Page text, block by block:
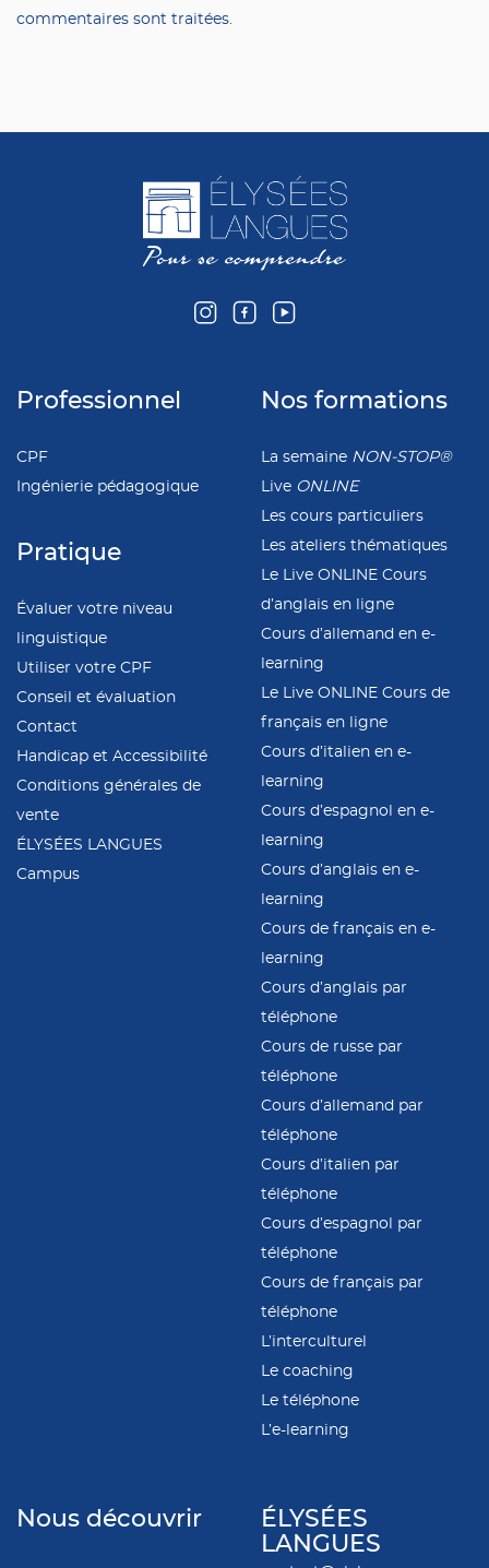
commentaires sont traitées.
Professionnel
CPF
Ingénierie pédagogique
Pratique
Évaluer votre niveau
linguistique
Utiliser votre CPF
Conseil et évaluation
Contact
Handicap et Accessibilité
Conditions générales de
vente
ÉLYSÉES LANGUES
Campus
Nos formations
La semaine NON-STOP®
Live ONLINE
Les cours particuliers
Les ateliers thématiques
Le Live ONLINE Cours
d’anglais en ligne
Cours d’allemand en e-
learning
Le Live ONLINE Cours de
français en ligne
Cours d’italien en e-
learning
Cours d’espagnol en e-
learning
Cours d’anglais en e-
learning
Cours de français en e-
learning
Cours d’anglais par
téléphone
Cours de russe par
téléphone
Cours d’allemand par
téléphone
Cours d’italien par
téléphone
Cours d’espagnol par
téléphone
Cours de français par
téléphone
L’interculturel
Le coaching
Le téléphone
L’e-learning
Nous découvrir
ÉLYSÉES
LANGUES